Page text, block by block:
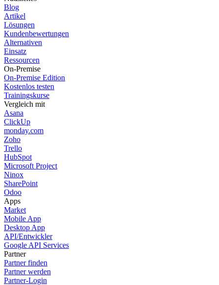
Blog
Artikel
Lösungen
Kundenbewertungen
Alternativen
Einsatz
Ressourcen
On-Premise
On-Premise Edition
Kostenlos testen
Trainingskurse
Vergleich mit
Asana
ClickUp
monday.com
Zoho
Trello
HubSpot
Microsoft Project
Ninox
SharePoint
Odoo
Apps
Market
Mobile App
Desktop App
API/Entwickler
Google API Services
Partner
Partner finden
Partner werden
Partner-Login